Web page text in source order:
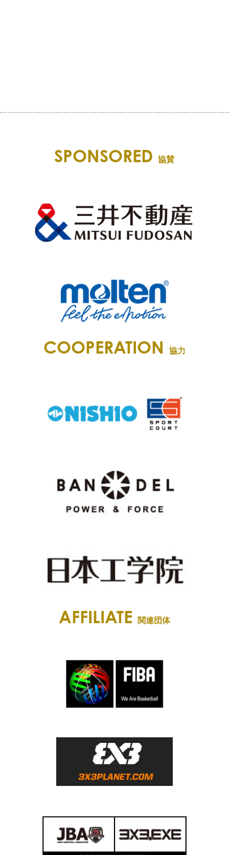
SPONSORED 協賛
COOPERATION 協力
AFFILIATE 関連団体